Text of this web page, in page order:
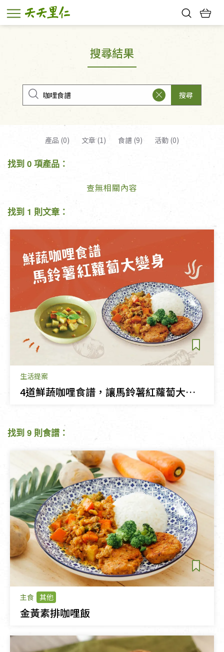
幸福節中獎名單
搜尋結果
搜尋
產品 (0) 文章 (1) 食譜 (9) 活動 (0)
找到 0 項產品：
查無相關內容
找到 1 則文章：
生活提案
4道鮮蔬咖哩食譜，讓馬鈴薯紅蘿蔔大變身！
找到 9 則食譜：
主食 其他
金黃素排咖哩飯